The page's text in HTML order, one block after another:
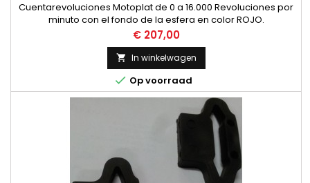
Cuentarevoluciones Motoplat de 0 a 16.000 Revoluciones por
minuto con el fondo de la esfera en color ROJO.
Funcionamiento por Induccion, no necesita instalacion.
NUEVO
Prijs
€ 207,00
 In winkelwagen
 Op voorraad